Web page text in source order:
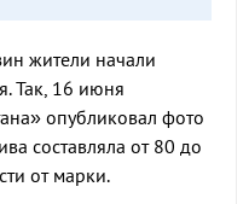
жители начали
Так, 16 июня
опубликовал фото
составляла от 80 до
от марки.